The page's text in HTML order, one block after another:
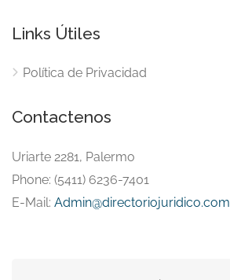
Links Útiles
Política de Privacidad
Contactenos
Uriarte 2281, Palermo
Phone: (5411) 6236-7401
E-Mail: Admin@directoriojuridico.com